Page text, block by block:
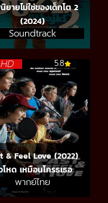
ยายไม่ใช่ของเด็กโต 2
(2024)
Soundtrack
5.8
& Feel Love (2022)
โหด เหมือนโกรธเธอ
พากย์ไทย